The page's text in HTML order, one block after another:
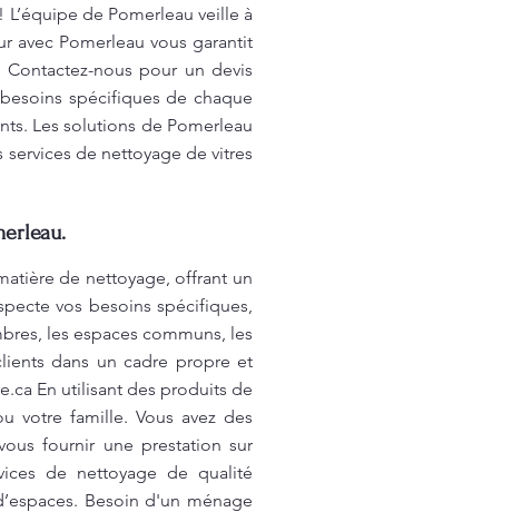
de Pomerleau veille à
avec Pomerleau vous garantit
nous pour un devis
spécifiques de chaque
Les solutions de Pomerleau
de nettoyage de vitres
de nettoyage, offrant un
vos besoins spécifiques,
les espaces communs, les
dans un cadre propre et
En utilisant des produits de
votre famille. Vous avez des
fournir une prestation sur
de nettoyage de qualité
Besoin d'un ménage